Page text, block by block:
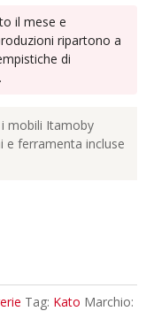
il mese e
ripartono a
di
.
mobili Itamoby
e ferramenta incluse
Tag: Kato Marchio: